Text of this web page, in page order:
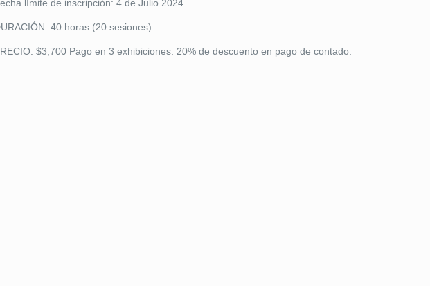
límite de inscripción: 4 de Julio 2024.
40 horas (20 sesiones)
$3,700 Pago en 3 exhibiciones. 20% de descuento en pago de contado.